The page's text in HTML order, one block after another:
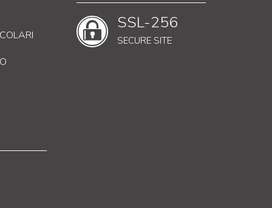
SSL-256
SECURE SITE